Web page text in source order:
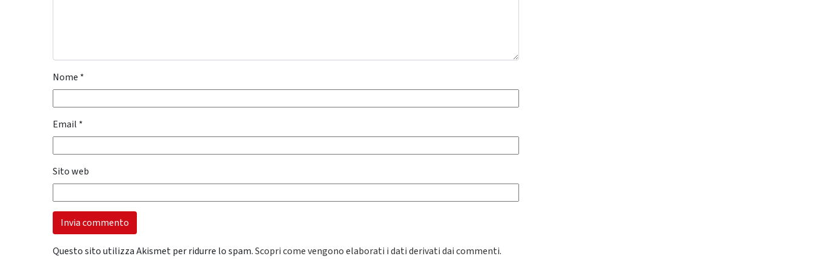
Nome *
Email *
Sito web
Questo sito utilizza Akismet per ridurre lo spam.Scopri come vengono elaborati i dati derivati dai commenti.